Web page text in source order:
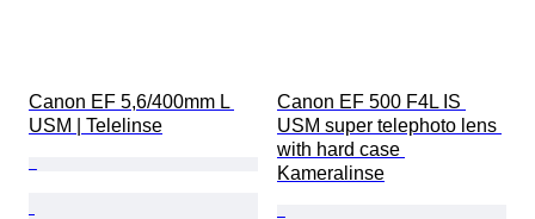
Canon EF 5,6/400mm L
USM | Telelinse
Canon EF 500 F4L IS
USM super telephoto lens
with hard case
Kameralinse